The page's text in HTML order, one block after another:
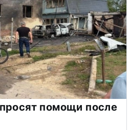
помощи после